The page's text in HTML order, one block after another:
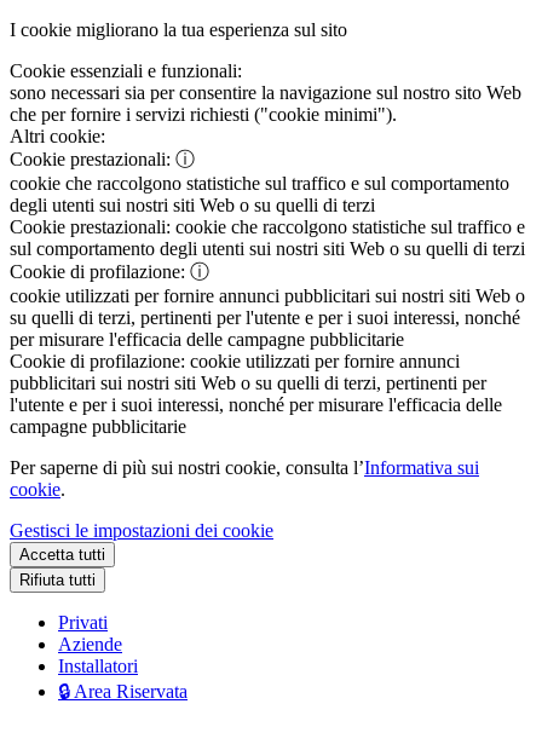
I cookie migliorano la tua esperienza sul sito
Cookie essenziali e funzionali:
sono necessari sia per consentire la navigazione sul nostro sito Web
che per fornire i servizi richiesti ("cookie minimi").
Altri cookie:
Cookie prestazionali: ⓘ
cookie che raccolgono statistiche sul traffico e sul comportamento
degli utenti sui nostri siti Web o su quelli di terzi
Cookie prestazionali: cookie che raccolgono statistiche sul traffico e
sul comportamento degli utenti sui nostri siti Web o su quelli di terzi
Cookie di profilazione: ⓘ
cookie utilizzati per fornire annunci pubblicitari sui nostri siti Web o
su quelli di terzi, pertinenti per l'utente e per i suoi interessi, nonché
per misurare l'efficacia delle campagne pubblicitarie
Cookie di profilazione: cookie utilizzati per fornire annunci
pubblicitari sui nostri siti Web o su quelli di terzi, pertinenti per
l'utente e per i suoi interessi, nonché per misurare l'efficacia delle
campagne pubblicitarie
Per saperne di più sui nostri cookie, consulta l’Informativa sui
cookie.
Gestisci le impostazioni dei cookie
Accetta tutti
Rifiuta tutti
Privati
Aziende
Installatori
🔒 Area Riservata